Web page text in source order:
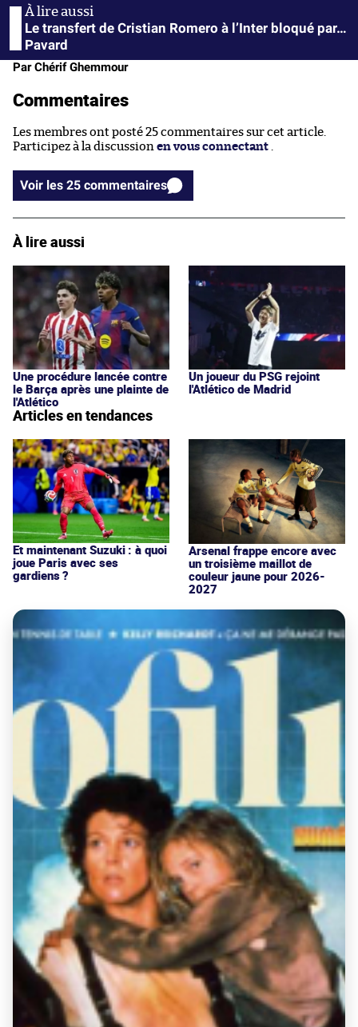
Le transfert de Cristian Romero à l’Inter bloqué par…
Pavard
Par Chérif Ghemmour
Commentaires
Les membres ont posté 25 commentaires sur cet article.
Participez à la discussion en vous connectant
Voir les 25 commentaires
À lire aussi
Une procédure lancée contre
le Barça après une plainte de
l'Atlético
Un joueur du PSG rejoint
l'Atlético de Madrid
Articles en tendances
Et maintenant Suzuki : à quoi
joue Paris avec ses
gardiens ?
Arsenal frappe encore avec
un troisième maillot de
couleur jaune pour 2026-
2027